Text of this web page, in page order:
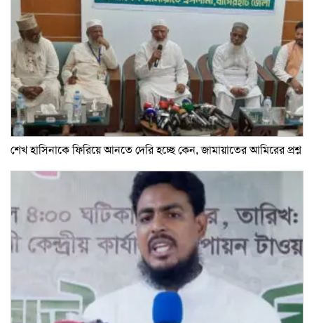
শেখ হাসিনাকে ফিরিয়ে আনতে দেরি হচ্ছে কেন, জামায়াতের আমিরের প্রশ্ন